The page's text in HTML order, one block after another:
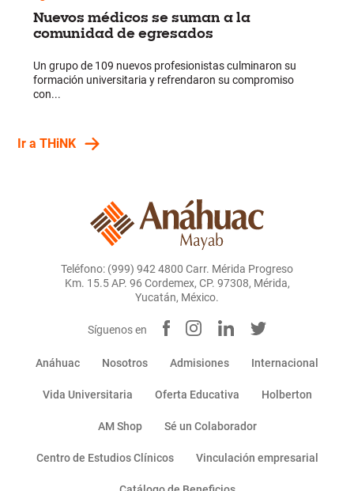
Nuevos médicos se suman a la
comunidad de egresados
Un grupo de 109 nuevos profesionistas culminaron su
formación universitaria y refrendaron su compromiso
con...
Ir a THiNK
Teléfono: (999) 942 4800 Carr. Mérida Progreso
Km. 15.5 AP. 96 Cordemex, CP. 97308, Mérida,
Yucatán, México.
Síguenos en
Anáhuac Nosotros Admisiones Internacional
Vida Universitaria Oferta Educativa Holberton
AM Shop Sé un Colaborador
Centro de Estudios Clínicos Vinculación empresarial